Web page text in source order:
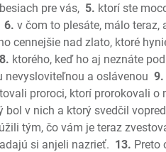
pre vás, 5. ktorí ste
6. v čom to plesáte, málo teraz,
cennejšie nad zlato, ktoré
8. ktorého, keď ho aj neznáte
nevysloviteľnou a oslávenou 9.
proroci, ktorí prorokovali o
bol v nich a ktorý svedčil
tým, čo vám je teraz
si anjeli nazrieť. 13. Preto